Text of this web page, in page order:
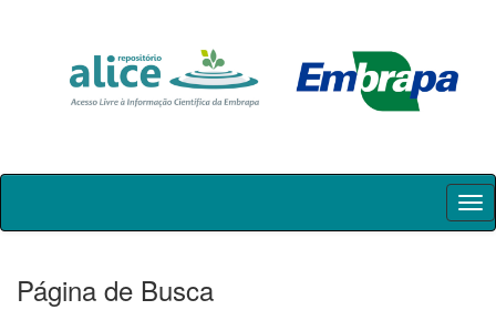
Skip
Página de Busca